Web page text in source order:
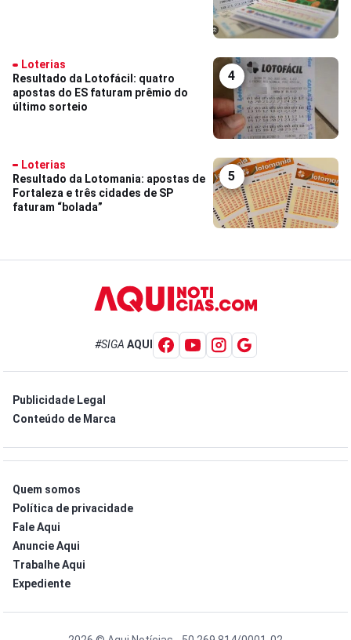
4
Loterias
Resultado da Lotofácil: quatro
apostas do ES faturam prêmio do
último sorteio
5
Loterias
Resultado da Lotomania: apostas de
Fortaleza e três cidades de SP
faturam “bolada”
#SIGA AQUI
Publicidade Legal
Conteúdo de Marca
Quem somos
Política de privacidade
Fale Aqui
Anuncie Aqui
Trabalhe Aqui
Expediente